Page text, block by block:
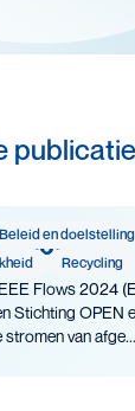
Beleid en
Recycling
Flows
Flows 2024
Stichting OPEN
van afge...